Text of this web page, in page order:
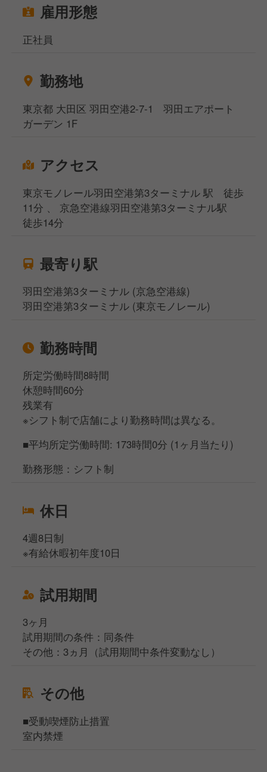
雇用形態
正社員
勤務地
東京都 大田区 羽田空港2-7-1 羽田エアポート
ガーデン 1F
アクセス
東京モノレール羽田空港第3ターミナル 駅 徒歩
11分 、 京急空港線羽田空港第3ターミナル駅
徒歩14分
最寄り駅
羽田空港第3ターミナル (京急空港線)
羽田空港第3ターミナル (東京モノレール)
勤務時間
所定労働時間8時間
休憩時間60分
残業有
※シフト制で店舗により勤務時間は異なる。
■平均所定労働時間: 173時間0分 (1ヶ月当たり)
勤務形態：シフト制
休日
4週8日制
※有給休暇初年度10日
試用期間
3ヶ月
試用期間の条件：同条件
その他：3ヵ月（試用期間中条件変動なし）
その他
■受動喫煙防止措置
室内禁煙